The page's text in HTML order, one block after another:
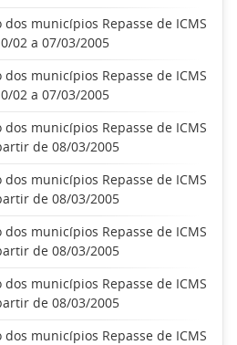
municípios Repasse de ICMS
02 a 07/03/2005
municípios Repasse de ICMS
02 a 07/03/2005
municípios Repasse de ICMS
de 08/03/2005
municípios Repasse de ICMS
de 08/03/2005
municípios Repasse de ICMS
de 08/03/2005
municípios Repasse de ICMS
de 08/03/2005
municípios Repasse de ICMS